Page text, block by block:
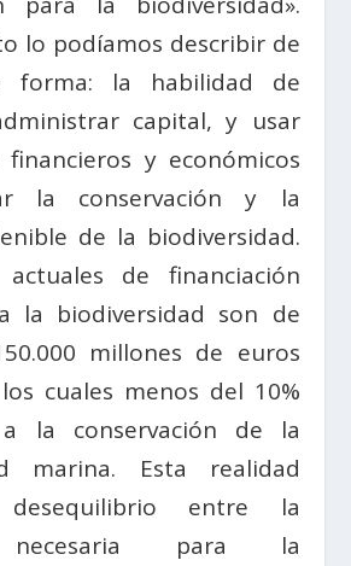
lo podíamos describir de
forma: la habilidad de
capital, y usar
financieros y económicos
la conservación y la
de la biodiversidad.
de financiación
la biodiversidad son de
millones de euros
cuales menos del 10%
la conservación de la
marina. Esta realidad
entre la
necesaria para la